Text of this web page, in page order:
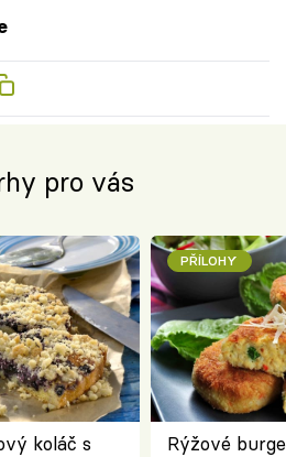
pro vás
koláč s
PŘÍLOHY
Rýžové